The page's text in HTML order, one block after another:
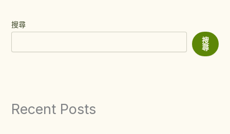
搜尋
搜
尋
Recent Posts